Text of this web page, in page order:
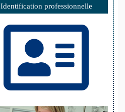
Identification professionnelle